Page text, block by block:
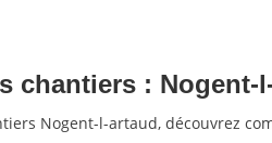
chantiers : Nogent-
Nogent-l-artaud, découvrez